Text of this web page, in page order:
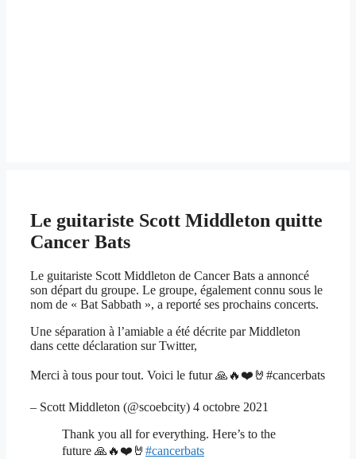
Le guitariste Scott Middleton quitte
Cancer Bats
Le guitariste Scott Middleton de Cancer Bats a annoncé
son départ du groupe. Le groupe, également connu sous le
nom de « Bat Sabbath », a reporté ses prochains concerts.
Une séparation à l’amiable a été décrite par Middleton
dans cette déclaration sur Twitter,
Merci à tous pour tout. Voici le futur 🙏🔥❤️🤘#cancerbats
– Scott Middleton (@scoebcity) 4 octobre 2021
Thank you all for everything. Here’s to the
future 🙏🔥❤️🤘 #cancerbats